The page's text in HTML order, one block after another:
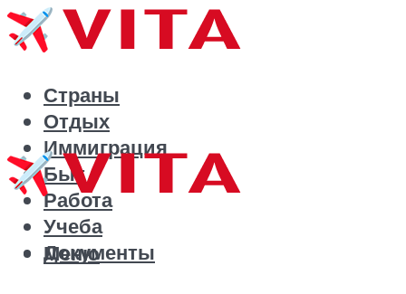
Страны
Отдых
Иммиграция
Быт
Работа
Учеба
Документы
Меню